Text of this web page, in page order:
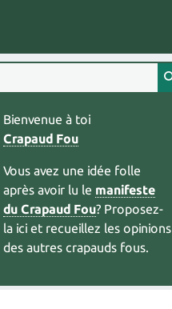
Bienvenue à toi
Crapaud Fou
Vous avez une idée folle
après avoir lu le manifeste
du Crapaud Fou? Proposez-
la ici et recueillez les opinions
des autres crapauds fous.